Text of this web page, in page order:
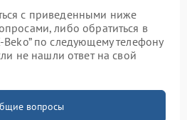
с приведенными ниже
либо обратиться в
Beko” по следующему телефону
не нашли ответ на свой
вопросы